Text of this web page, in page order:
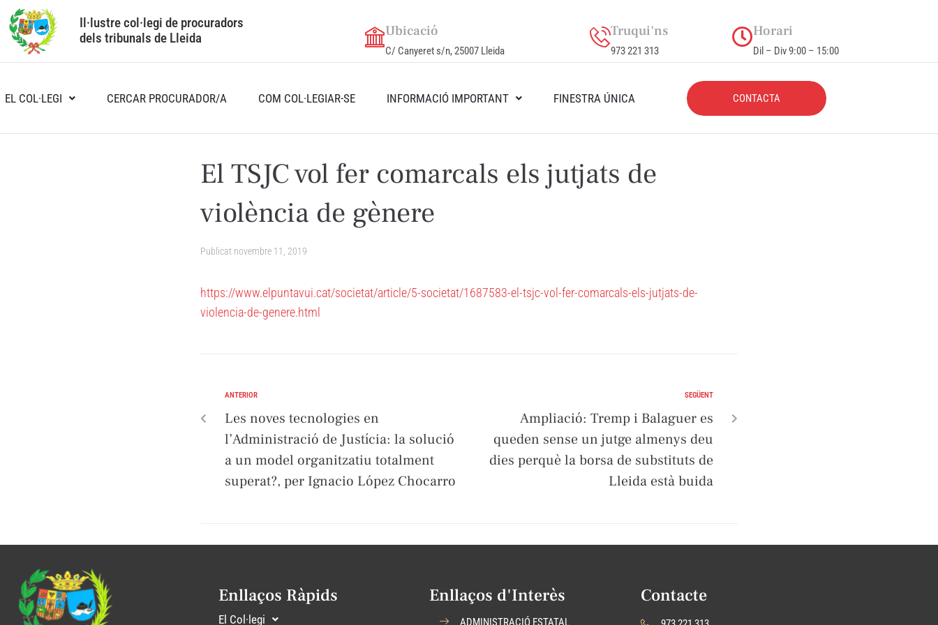
Il·lustre col·legi de procuradors
dels tribunals de Lleida
Ubicació
C/ Canyeret s/n, 25007 Lleida
Truqui'ns
973 221 313
Horari
Dil – Div 9:00 – 15:00
EL COL·LEGI CERCAR PROCURADOR/A COM COL·LEGIAR-SE INFORMACIÓ IMPORTANT FINESTRA ÚNICA CONTACTA
El TSJC vol fer comarcals els jutjats de
violència de gènere
Publicat novembre 11, 2019
https://www.elpuntavui.cat/societat/article/5-societat/1687583-el-tsjc-vol-fer-comarcals-els-jutjats-de-
violencia-de-genere.html
ANTERIOR
Les noves tecnologies en
l’Administració de Justícia: la solució
a un model organitzatiu totalment
superat?, per Ignacio López Chocarro
SEGÜENT
Ampliació: Tremp i Balaguer es
queden sense un jutge almenys deu
dies perquè la borsa de substituts de
Lleida està buida
Enllaços Ràpids
El Col·legi
Enllaços d'Interès
ADMINISTRACIÓ ESTATAL
Contacte